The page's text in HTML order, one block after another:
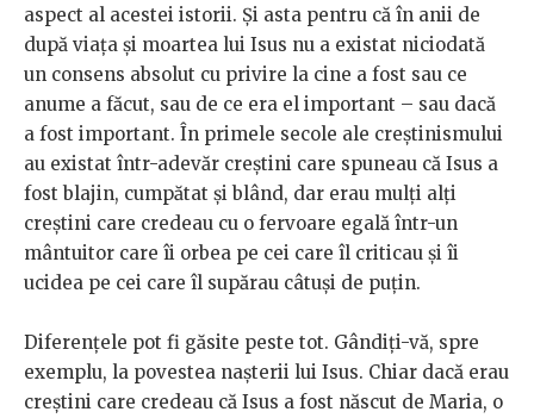
aspect al acestei istorii. Și asta pentru că în anii de
după viața și moartea lui Isus nu a existat niciodată
un consens absolut cu privire la cine a fost sau ce
anume a făcut, sau de ce era el important – sau dacă
a fost important. În primele secole ale creștinismului
au existat într-adevăr creștini care spuneau că Isus a
fost blajin, cumpătat și blând, dar erau mulți alți
creștini care credeau cu o fervoare egală într-un
mântuitor care îi orbea pe cei care îl criticau și îi
ucidea pe cei care îl supărau câtuși de puțin.
Diferențele pot fi găsite peste tot. Gândiți-vă, spre
exemplu, la povestea nașterii lui Isus. Chiar dacă erau
creștini care credeau că Isus a fost născut de Maria, o